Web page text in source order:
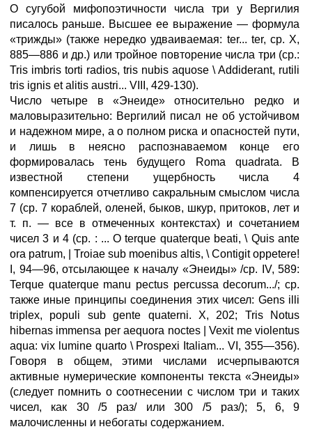
О сугубой мифопоэтичности числа три у Вергилия
писалось раньше. Высшее ее выражение — формула
«трижды» (также нередко удваиваемая: ter... ter, ср. X,
885—886 и др.) или тройное повторение числа три (ср.:
Tris imbris torti radios, tris nubis aquose \ Addiderant, rutili
tris ignis et alitis austri... VIII, 429-130).
Число четыре в «Энеиде» относительно редко и
маловыразительно: Вергилий писал не об устойчивом
и надежном мире, а о полном риска и опасностей пути,
и лишь в неясно распознаваемом конце его
формировалась тень будущего Roma quadratа. В
известной степени ущербность числа 4
компенсируется отчетливо сакральным смыслом числа
7 (ср. 7 кораблей, оленей, быков, шкур, притоков, лет и
т. п. — все в отмеченных контекстах) и сочетанием
чисел 3 и 4 (ср. : ... О terque quaterque beati, \ Quis ante
ora patrum, | Troiae sub moenibus altis, \ Contigit oppetere!
I, 94—96, отсылающее к началу «Энеиды» /ср. IV, 589:
Terque quaterque manu pectus percussa decorum.../; ср.
также иные принципы соединения этих чисел: Gens illi
triplex, populi sub gente quaterni. X, 202; Tris Notus
hibernas immensa per aequora noctes | Vexit me violentus
aqua: vix lumine quarto \ Prospexi Italiam... VI, 355—356).
Говоря в общем, этими числами исчерпываются
активные нумерические компоненты текста «Энеиды»
(следует помнить о соотнесении с числом три и таких
чисел, как 30 /5 раз/ или 300 /5 раз/); 5, 6, 9
малочисленны и небогаты содержанием.